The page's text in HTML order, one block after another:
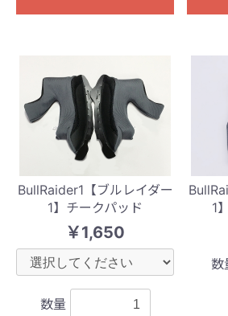
BullRaider1【ブルレイダー
1】チークパッド
￥1,650
数量
1
数